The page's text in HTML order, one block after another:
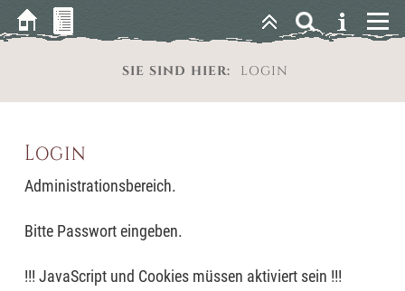
SIE SIND HIER: LOGIN
Login
Administrationsbereich.
Bitte Passwort eingeben.
!!! JavaScript und Cookies müssen aktiviert sein !!!